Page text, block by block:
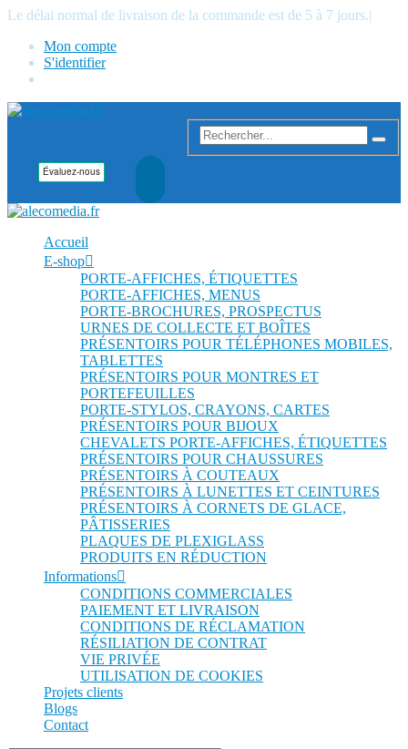
Le délai normal de livraison de la commande est de 5 à 7 jours.|
Mon compte
S'identifier
Accueil
E-shop
PORTE-AFFICHES, ÉTIQUETTES
PORTE-AFFICHES, MENUS
PORTE-BROCHURES, PROSPECTUS
URNES DE COLLECTE ET BOÎTES
PRÉSENTOIRS POUR TÉLÉPHONES MOBILES,
TABLETTES
PRÉSENTOIRS POUR MONTRES ET
PORTEFEUILLES
PORTE-STYLOS, CRAYONS, CARTES
PRÉSENTOIRS POUR BIJOUX
CHEVALETS PORTE-AFFICHES, ÉTIQUETTES
PRÉSENTOIRS POUR CHAUSSURES
PRÉSENTOIRS À COUTEAUX
PRÉSENTOIRS À LUNETTES ET CEINTURES
PRÉSENTOIRS À CORNETS DE GLACE,
PÂTISSERIES
PLAQUES DE PLEXIGLASS
PRODUITS EN RÉDUCTION
Informations
CONDITIONS COMMERCIALES
PAIEMENT ET LIVRAISON
CONDITIONS DE RÉCLAMATION
RÉSILIATION DE CONTRAT
VIE PRIVÉE
UTILISATION DE COOKIES
Projets clients
Blogs
Contact